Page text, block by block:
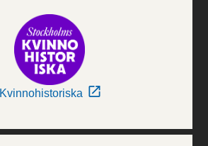
Kvinnohistoriska